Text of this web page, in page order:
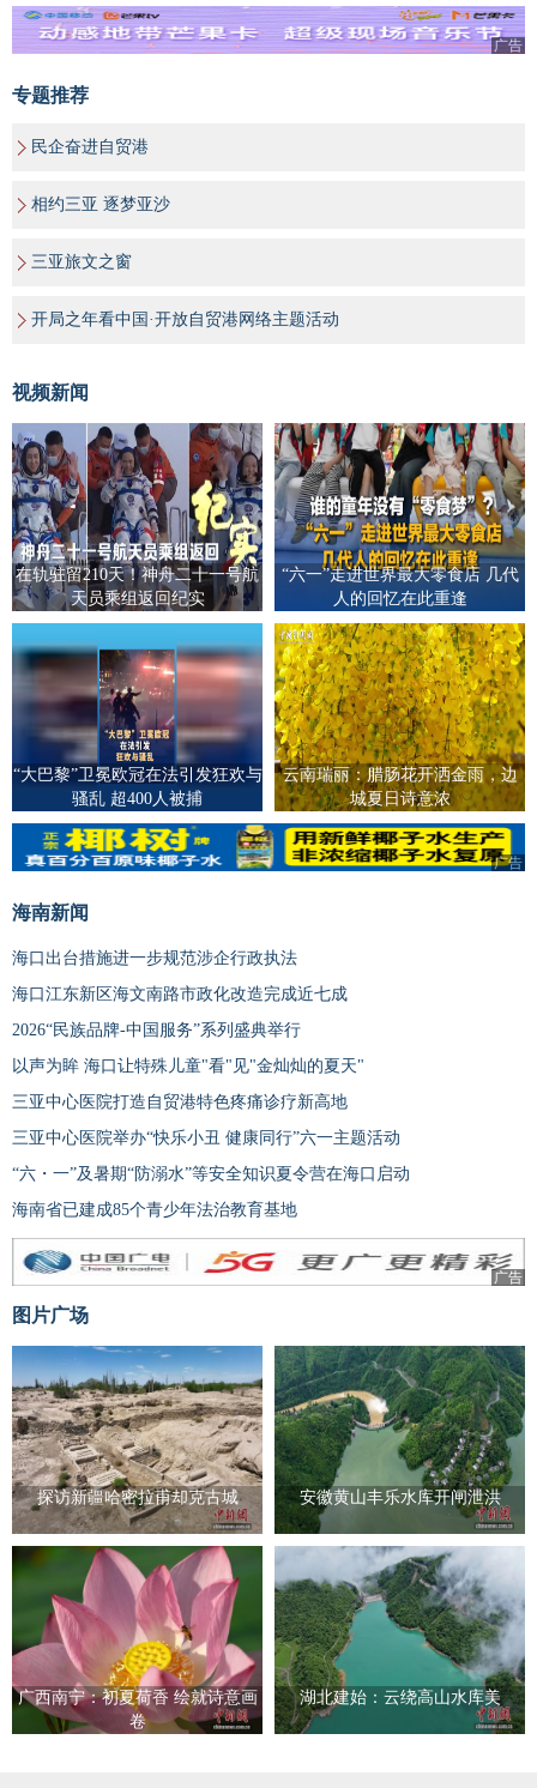
广告
专题推荐
民企奋进自贸港
相约三亚 逐梦亚沙
三亚旅文之窗
开局之年看中国·开放自贸港网络主题活动
视频新闻
在轨驻留210天！神舟二十一号航
天员乘组返回纪实
“六一”走进世界最大零食店 几代
人的回忆在此重逢
“大巴黎”卫冕欧冠在法引发狂欢与
骚乱 超400人被捕
云南瑞丽：腊肠花开洒金雨，边
城夏日诗意浓
广告
海南新闻
海口出台措施进一步规范涉企行政执法
海口江东新区海文南路市政化改造完成近七成
2026“民族品牌-中国服务”系列盛典举行
以声为眸 海口让特殊儿童"看"见"金灿灿的夏天"
三亚中心医院打造自贸港特色疼痛诊疗新高地
三亚中心医院举办“快乐小丑 健康同行”六一主题活动
“六・一”及暑期“防溺水”等安全知识夏令营在海口启动
海南省已建成85个青少年法治教育基地
广告
图片广场
探访新疆哈密拉甫却克古城 安徽黄山丰乐水库开闸泄洪
广西南宁：初夏荷香 绘就诗意画
卷
湖北建始：云绕高山水库美